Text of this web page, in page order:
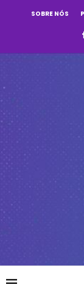
SOBRE NÓS